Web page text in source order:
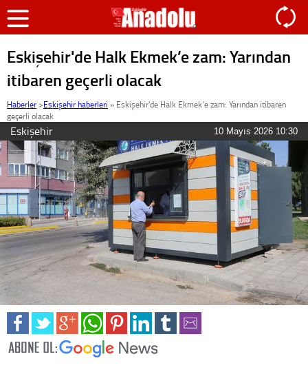
Eskişehir'de Halk Ekmek’e zam: Yarından
itibaren geçerli olacak
Haberler >Eskişehir haberleri » Eskişehir'de Halk Ekmek’e zam: Yarından itibaren
geçerli olacak
Eskişehir 10 Mayıs 2026 10:30